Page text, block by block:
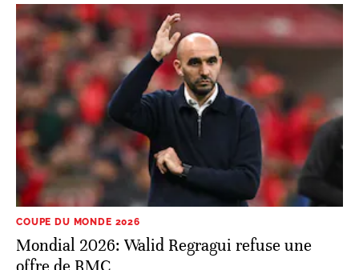
COUPE DU MONDE 2026
Mondial 2026: Walid Regragui refuse une